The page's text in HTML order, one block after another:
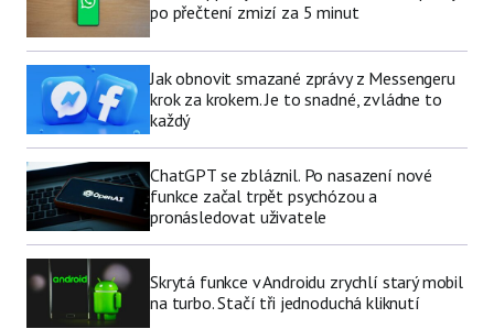
po přečtení zmizí za 5 minut
Jak obnovit smazané zprávy z Messengeru
krok za krokem. Je to snadné, zvládne to
každý
ChatGPT se zbláznil. Po nasazení nové
funkce začal trpět psychózou a
pronásledovat uživatele
Skrytá funkce v Androidu zrychlí starý mobil
na turbo. Stačí tři jednoduchá kliknutí